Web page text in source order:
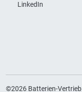
LinkedIn
©2026 Batterien-